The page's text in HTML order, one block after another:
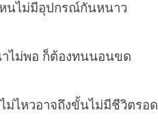
มีอุปกรณ์กันหนาว
อ ก็ต้องทนนอนขด
อาจถึงขั้นไม่มีชีวิตรอด